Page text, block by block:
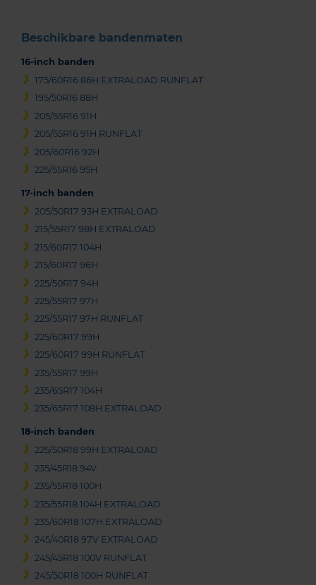
Beschikbare bandenmaten
16-inch banden
175/60R16 86H EXTRALOAD RUNFLAT
195/50R16 88H
205/55R16 91H
205/55R16 91H RUNFLAT
205/60R16 92H
225/55R16 95H
17-inch banden
205/50R17 93H EXTRALOAD
215/55R17 98H EXTRALOAD
215/60R17 104H
215/60R17 96H
225/50R17 94H
225/55R17 97H
225/55R17 97H RUNFLAT
225/60R17 99H
225/60R17 99H RUNFLAT
235/55R17 99H
235/65R17 104H
235/65R17 108H EXTRALOAD
18-inch banden
225/50R18 99H EXTRALOAD
235/45R18 94V
235/55R18 100H
235/55R18 104H EXTRALOAD
235/60R18 107H EXTRALOAD
245/40R18 97V EXTRALOAD
245/45R18 100V RUNFLAT
245/50R18 100H RUNFLAT